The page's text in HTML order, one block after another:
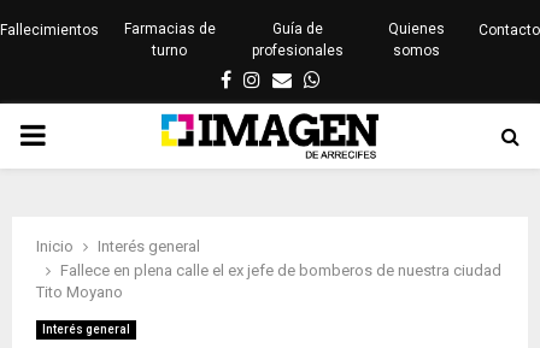
Fallecimientos
Farmacias de
turno
Guía de
profesionales
Quienes
somos
Contacto
Facebook
Instagram
EmailWhatsapp
PRIMARY
Inicio
Interés general
Fallece en plena calle el ex jefe de bomberos de nuestra ciudad
Tito Moyano
Interés general